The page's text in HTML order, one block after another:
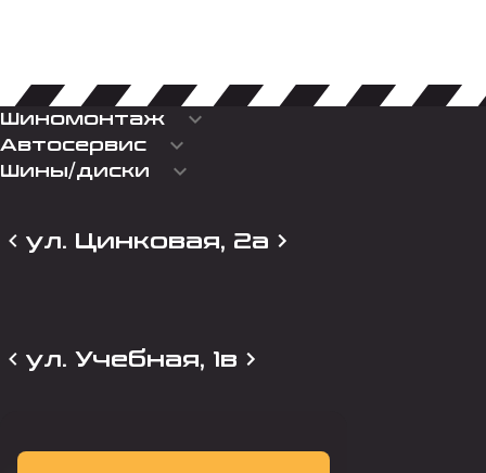
Шиномонтаж keyboard_arrow_down
Автосервис keyboard_arrow_down
Шины/диски keyboard_arrow_down
ул. Цинковая, 2а
ул. Учебная, 1в